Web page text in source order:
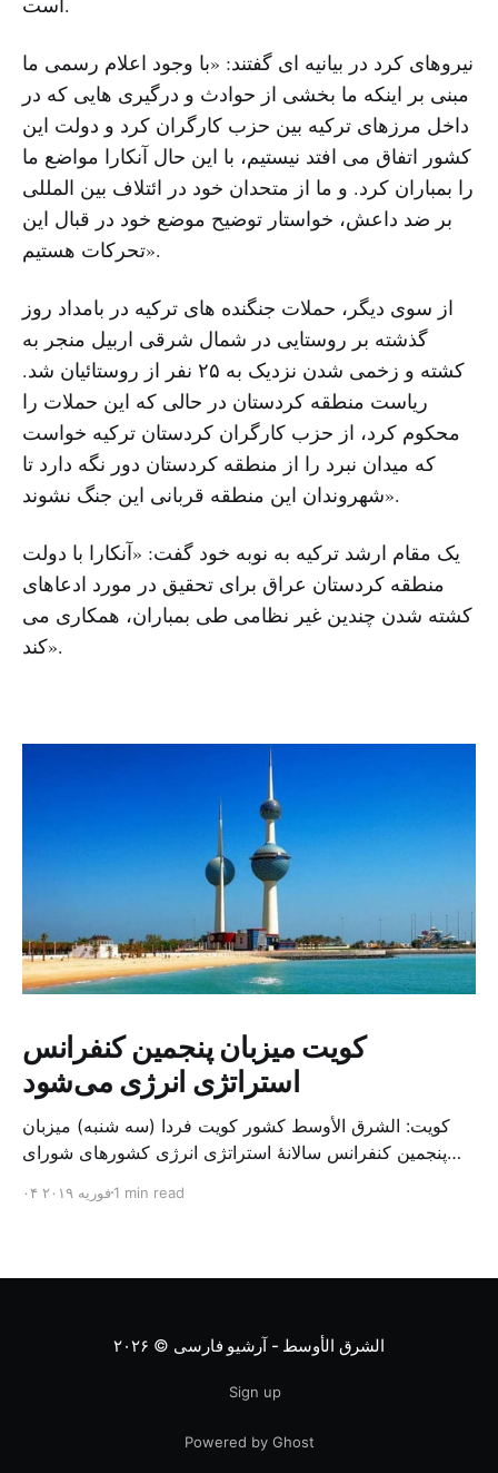
نیروهای کرد در بیانیه ای گفتند: «با وجود اعلام رسمی ما
مبنی بر اینکه ما بخشی از حوادث و درگیری هایی که در
داخل مرزهای ترکیه بین حزب کارگران کرد و دولت این
کشور اتفاق می افتد نیستیم، با این حال آنکارا مواضع ما
را بمباران کرد. و ما از متحدان خود در ائتلاف بین المللی
بر ضد داعش، خواستار توضیح موضع خود در قبال این
تحرکات هستیم».
از سوی دیگر، حملات جنگنده های ترکیه در بامداد روز
گذشته بر روستایی در شمال شرقی اربیل منجر به
کشته و زخمی شدن نزدیک به ۲۵ نفر از روستائیان شد.
ریاست منطقه کردستان در حالی که این حملات را
محکوم کرد، از حزب کارگران کردستان ترکیه خواست
که میدان نبرد را از منطقه کردستان دور نگه دارد تا
شهروندان این منطقه قربانی این جنگ نشوند».
یک مقام ارشد ترکیه به نوبه خود گفت: «آنکارا با دولت
منطقه کردستان عراق برای تحقیق در مورد ادعاهای
کشته شدن چندین غیر نظامی طی بمباران، همکاری می
کند».
کویت میزبان پنجمین کنفرانس
استراتژی انرژی می‌شود
کویت: الشرق الأوسط کشور کویت فردا (سه شنبه) میزبان
پنجمین کنفرانس سالانهٔ استراتژی انرژی کشورهای شورای
متخصص از شرکت‌های جهانی نفت و گاز در این کنفرانس
۰۴ فوریه ۲۰۱۹1 min read
الشرق الأوسط - آرشیو فارسی © ۲۰۲۶
Sign up
Powered by Ghost